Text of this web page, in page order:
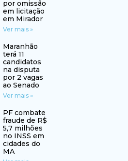
por omissão
em licitação
em Mirador
Ver mais »
Maranhão
terá 11
candidatos
na disputa
por 2 vagas
ao Senado
Ver mais »
PF combate
fraude de R$
5,7 milhões
no INSS em
cidades do
MA